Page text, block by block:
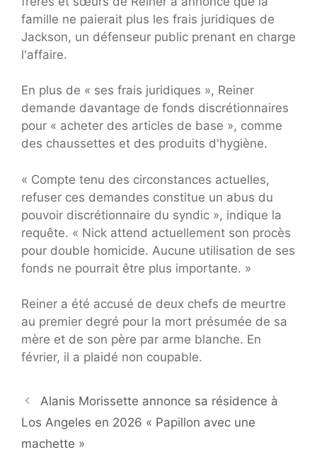
famille ne paierait plus les frais juridiques de
Jackson, un défenseur public prenant en charge
l'affaire.
En plus de « ses frais juridiques », Reiner
demande davantage de fonds discrétionnaires
pour « acheter des articles de base », comme
des chaussettes et des produits d'hygiène.
« Compte tenu des circonstances actuelles,
refuser ces demandes constitue un abus du
pouvoir discrétionnaire du syndic », indique la
requête. « Nick attend actuellement son procès
pour double homicide. Aucune utilisation de ses
fonds ne pourrait être plus importante. »
Reiner a été accusé de deux chefs de meurtre
au premier degré pour la mort présumée de sa
mère et de son père par arme blanche. En
février, il a plaidé non coupable.
Alanis Morissette annonce sa résidence à
Los Angeles en 2026 « Papillon avec une
machette »